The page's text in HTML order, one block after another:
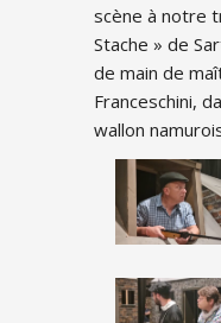
scène à notre
Stache » de
de main de
Franceschini,
wallon